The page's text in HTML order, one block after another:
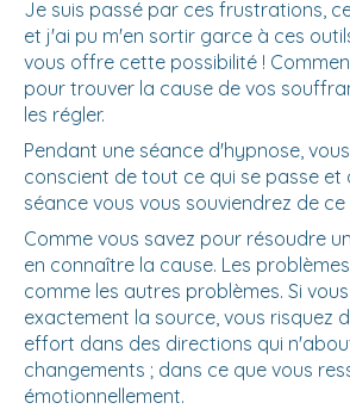
Je suis passé par ces frustrations,
et j'ai pu m'en sortir garce à ces
vous offre cette possibilité !
pour trouver la cause de vos
les régler.
Pendant une séance d'hypnose,
conscient de tout ce qui se passe et
séance vous vous souviendrez de
Comme vous savez pour résoudre
en connaître la cause. Les
comme les autres problèmes. Si
exactement la source, vous risquez
effort dans des directions qui
changements ; dans ce que vous
émotionnellement.